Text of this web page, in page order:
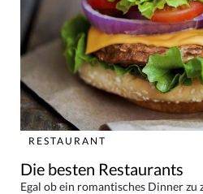
RESTAURANT
Die besten Restaurants
Egal ob ein romantisches Dinner